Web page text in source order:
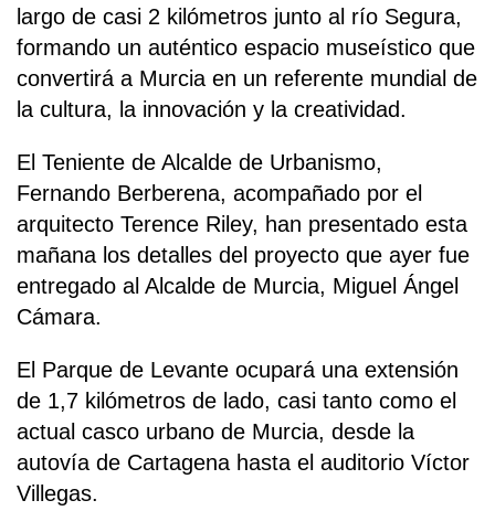
largo de casi 2 kilómetros junto al río Segura,
formando un auténtico espacio museístico que
convertirá a Murcia en un referente mundial de
la cultura, la innovación y la creatividad.
El Teniente de Alcalde de Urbanismo,
Fernando Berberena, acompañado por el
arquitecto Terence Riley, han presentado esta
mañana los detalles del proyecto que ayer fue
entregado al Alcalde de Murcia, Miguel Ángel
Cámara.
El Parque de Levante ocupará una extensión
de 1,7 kilómetros de lado, casi tanto como el
actual casco urbano de Murcia, desde la
autovía de Cartagena hasta el auditorio Víctor
Villegas.